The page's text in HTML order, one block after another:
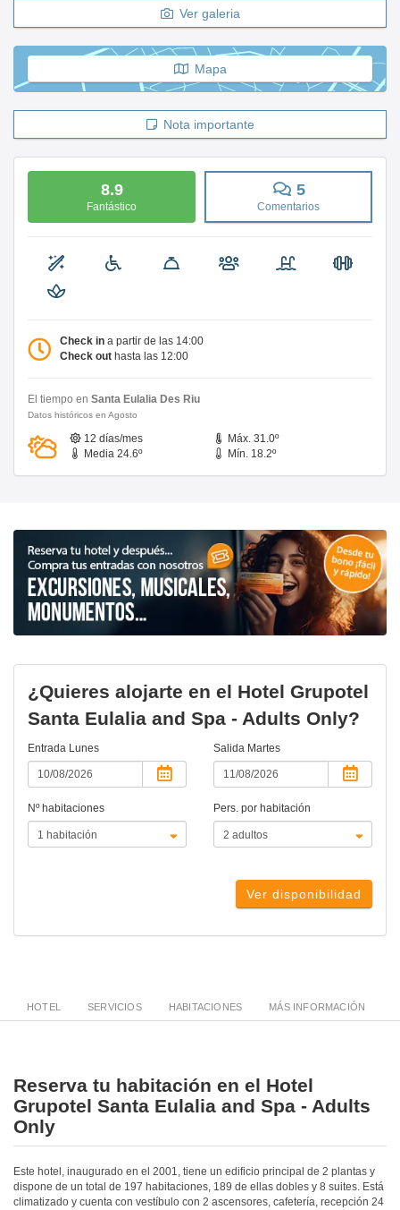
Ver galeria
Mapa
Nota importante
8.9
Fantástico
5
Comentarios
Check in a partir de las 14:00
Check out hasta las 12:00
El tiempo en Santa Eulalia Des Riu
Datos históricos en Agosto
12 días/mes
Máx. 31.0º
Media 24.6º
Mín. 18.2º
¿Quieres alojarte en el Hotel Grupotel
Santa Eulalia and Spa - Adults Only?
Entrada Lunes Salida Martes
Nº habitaciones Pers. por habitación
Ver disponibilidad
HOTEL SERVICIOS HABITACIONES MÁS INFORMACIÓN
Reserva tu habitación en el Hotel
Grupotel Santa Eulalia and Spa - Adults
Only
Este hotel, inaugurado en el 2001, tiene un edificio principal de 2 plantas y
dispone de un total de 197 habitaciones, 189 de ellas dobles y 8 suites. Está
climatizado y cuenta con vestíbulo con 2 ascensores, cafetería, recepción 24